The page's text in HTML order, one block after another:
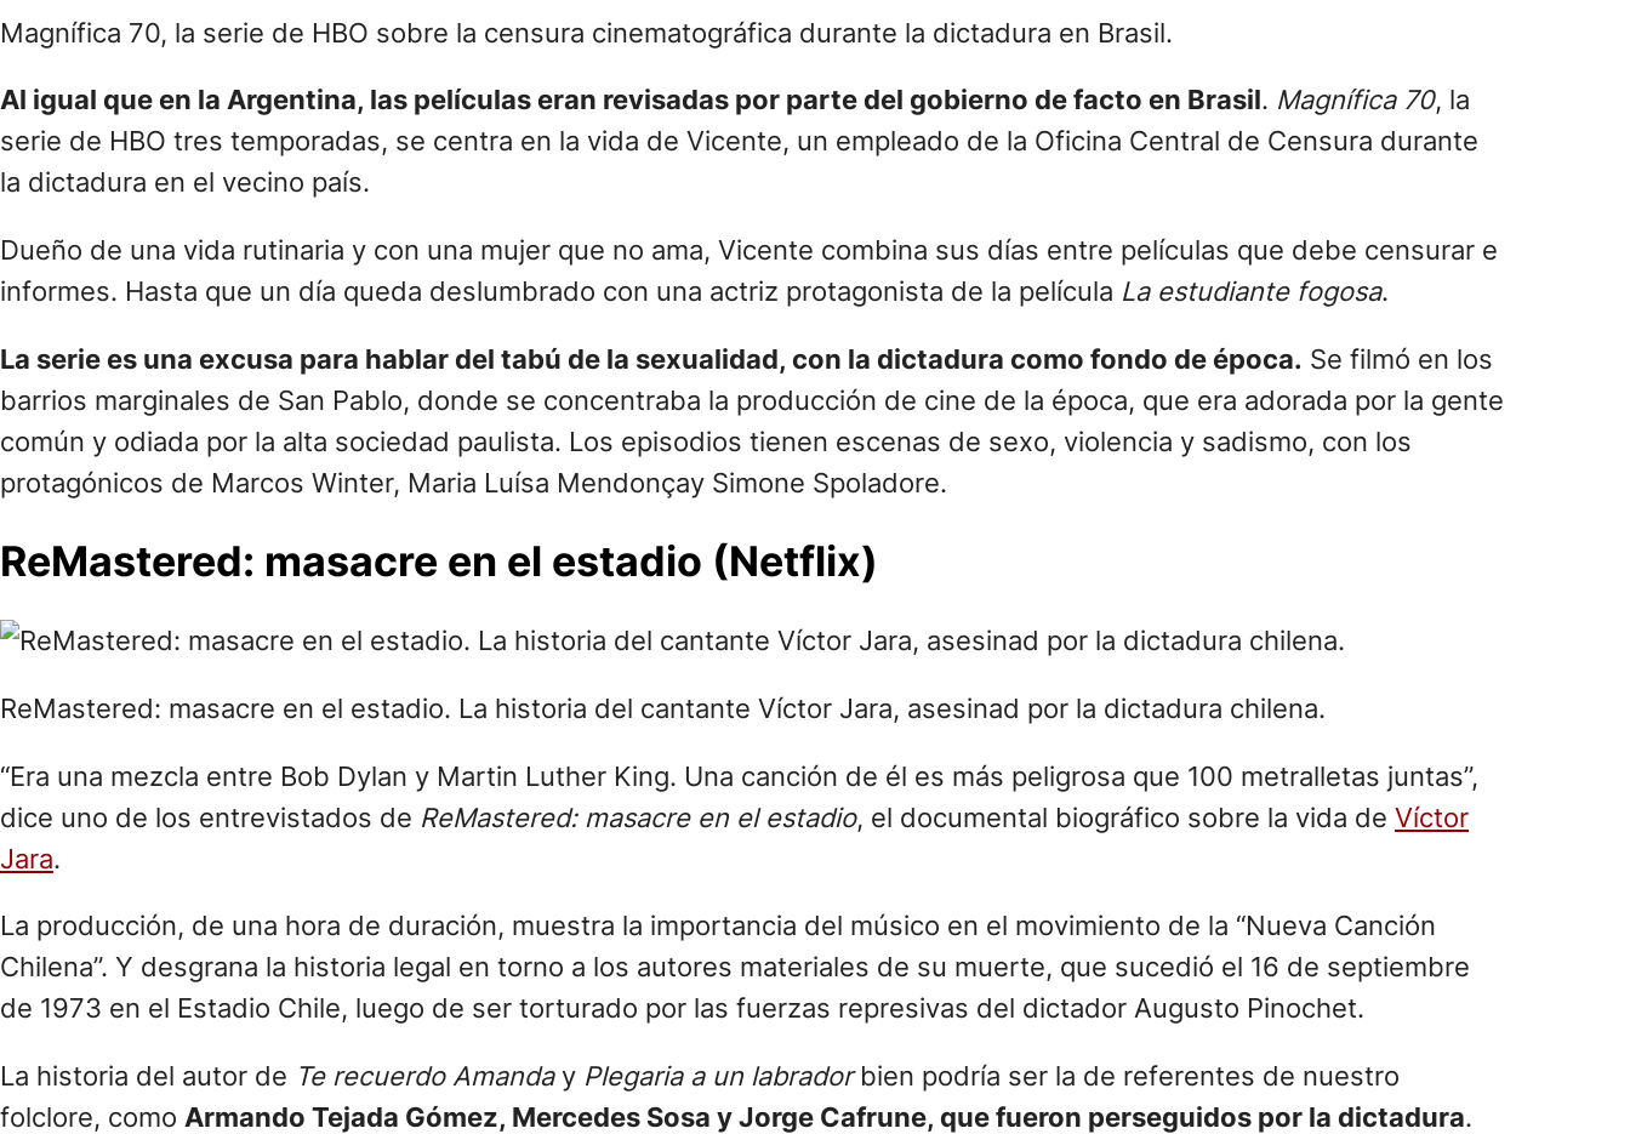
Magnífica 70, la serie de HBO sobre la censura cinematográfica durante la dictadura en Brasil.
Al igual que en la Argentina, las películas eran revisadas por parte del gobierno de facto en Brasil. Magnífica 70, la
serie de HBO tres temporadas, se centra en la vida de Vicente, un empleado de la Oficina Central de Censura durante
la dictadura en el vecino país.
Dueño de una vida rutinaria y con una mujer que no ama, Vicente combina sus días entre películas que debe censurar e
informes. Hasta que un día queda deslumbrado con una actriz protagonista de la película La estudiante fogosa.
La serie es una excusa para hablar del tabú de la sexualidad, con la dictadura como fondo de época. Se filmó en los
barrios marginales de San Pablo, donde se concentraba la producción de cine de la época, que era adorada por la gente
común y odiada por la alta sociedad paulista. Los episodios tienen escenas de sexo, violencia y sadismo, con los
protagónicos de Marcos Winter, Maria Luísa Mendonçay Simone Spoladore.
ReMastered: masacre en el estadio (Netflix)
ReMastered: masacre en el estadio. La historia del cantante Víctor Jara, asesinad por la dictadura chilena.
“Era una mezcla entre Bob Dylan y Martin Luther King. Una canción de él es más peligrosa que 100 metralletas juntas”,
dice uno de los entrevistados de ReMastered: masacre en el estadio, el documental biográfico sobre la vida de Víctor
Jara.
La producción, de una hora de duración, muestra la importancia del músico en el movimiento de la “Nueva Canción
Chilena”. Y desgrana la historia legal en torno a los autores materiales de su muerte, que sucedió el 16 de septiembre
de 1973 en el Estadio Chile, luego de ser torturado por las fuerzas represivas del dictador Augusto Pinochet.
La historia del autor de Te recuerdo Amanday Plegaria a un labradorbien podría ser la de referentes de nuestro
folclore, como Armando Tejada Gómez, Mercedes Sosa y Jorge Cafrune, que fueron perseguidos por la dictadura.